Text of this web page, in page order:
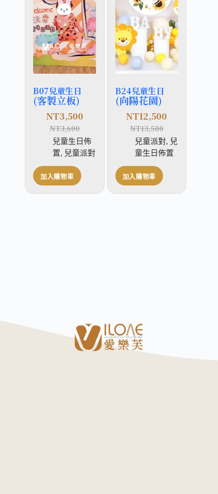
B07兒童生日
(客製立板)
NT3,600
NT3,500
兒童生日佈
置, 兒童派對
加入購物車
B24兒童生日
(向陽花園)
NT13,500
NT12,500
兒童派對, 兒
童生日佈置
加入購物車